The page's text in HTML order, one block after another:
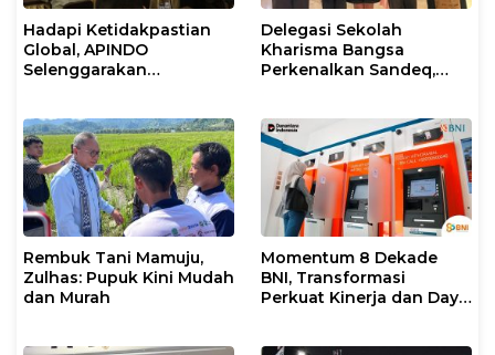
Hadapi Ketidakpastian
Global, APINDO
Selenggarakan
Ketahanan Ekonomi
Nasional
Delegasi Sekolah
Kharisma Bangsa
Perkenalkan Sandeq,
STEAM Olympiad 2026 di
Roma
Rembuk Tani Mamuju,
Zulhas: Pupuk Kini Mudah
dan Murah
Momentum 8 Dekade
BNI, Transformasi
Perkuat Kinerja dan Daya